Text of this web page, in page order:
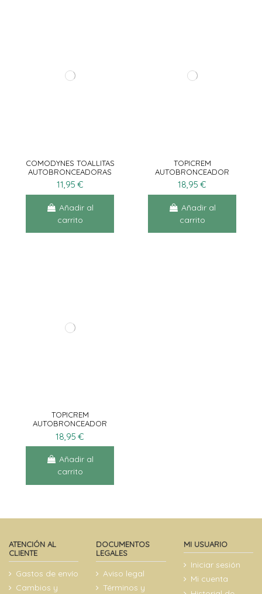
COMODYNES TOALLITAS
AUTOBRONCEADORAS
INTENSIVAS 8UN
11,95 €
Añadir al
carrito
TOPICREM
AUTOBRONCEADOR
CORPORAL 200ML +
EXFOLIANTE SUAVE
18,95 €
Añadir al
carrito
TOPICREM
AUTOBRONCEADOR
FACIAL 40ML
18,95 €
Añadir al
carrito
ATENCIÓN AL
CLIENTE
Gastos de envío
Cambios y
DOCUMENTOS
LEGALES
Aviso legal
Términos y
MI USUARIO
Iniciar sesión
Mi cuenta